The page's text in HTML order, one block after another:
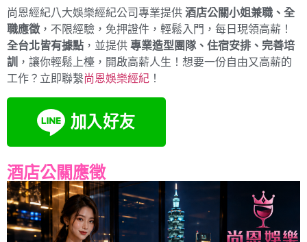
尚恩經紀八大娛樂經紀公司專業提供 酒店公關小姐兼職、全
職應徵 ，不限經驗，免押證件，輕鬆入門，每日現領高薪！
全台北皆有據點 ，並提供 專業造型團隊、住宿安排、完善培
訓
，讓你輕鬆上檯，開啟高薪人生！想要一份自由又高薪的
工作？立即聯繫尚恩娛樂經紀 ！
酒店公關應徵